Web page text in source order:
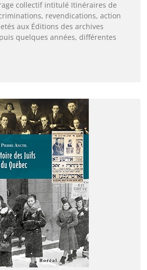
collectif intitulé Itinéraires de
revendications, action
aux Éditions des archives
quelques années, différentes